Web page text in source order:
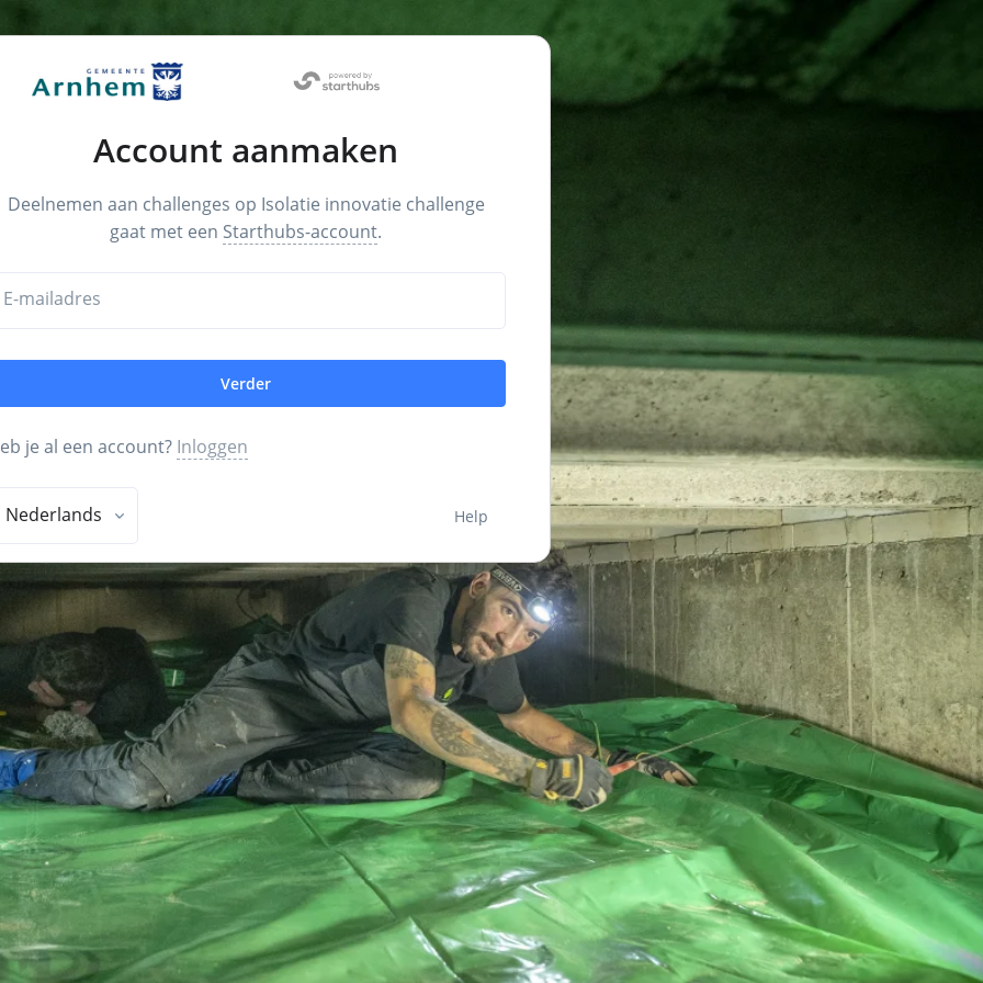
Account aanmaken
Deelnemen aan challenges op Isolatie innovatie challenge
gaat met een Starthubs-account.
E-mailadres
Verder
je al een account? Inloggen
Nederlands Help